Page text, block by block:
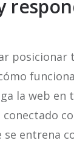
posicionar
la web en
se entrena